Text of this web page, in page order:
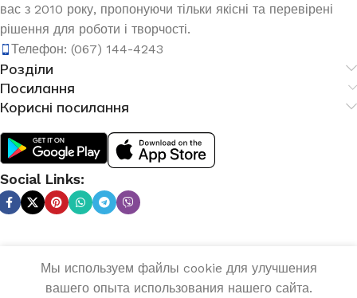
вас з 2010 року, пропонуючи тільки якісні та перевірені
рішення для роботи і творчості.
Телефон: (067) 144-4243
Розділи
Посилання
Корисні посилання
Social Links:
Мы используем файлы cookie для улучшения
вашего опыта использования нашего сайта.
0